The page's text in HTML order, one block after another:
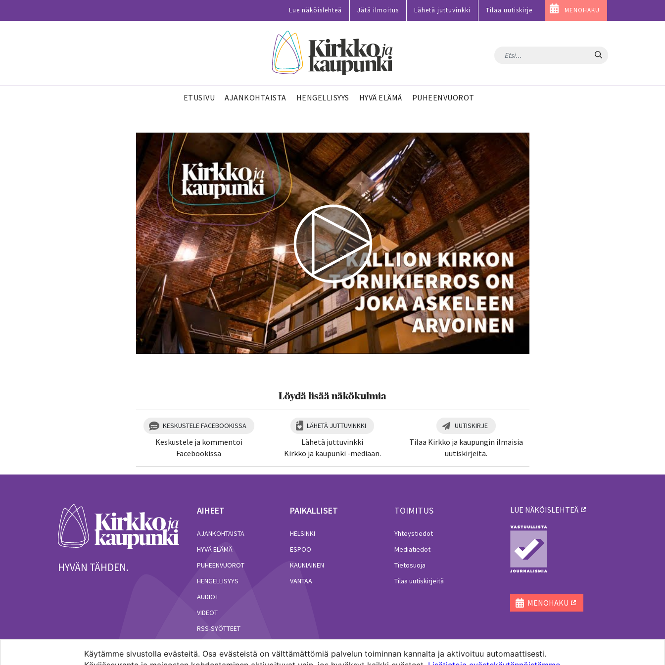
Käytämme sivustolla evästeitä. Osa evästeistä on välttämättömiä palvelun toiminnan kannalta ja aktivoituu automaattisesti.
Lue näköislehteä Jätä ilmoitus Lähetä juttuvinkki Tilaa uutiskirje MENOHAKU
Hae
ETUSIVU AJANKOHTAISTA HENGELLISYYS HYVÄ ELÄMÄ PUHEENVUOROT
Löydä lisää näkökulmia
KESKUSTELE FACEBOOKISSA
Keskustele ja kommentoi
Facebookissa
LÄHETÄ JUTTUVINKKI
Lähetä juttuvinkki
Kirkko ja kaupunki -mediaan.
UUTISKIRJE
Tilaa Kirkko ja kaupungin ilmaisia
uutiskirjeitä.
HYVÄN TÄHDEN.
AIHEET
AJANKOHTAISTA
HYVÄ ELÄMÄ
PUHEENVUOROT
HENGELLISYYS
AUDIOT
VIDEOT
RSS-SYÖTTEET
PAIKALLISET
HELSINKI
ESPOO
KAUNIAINEN
VANTAA
TOIMITUS
Yhteystiedot
Mediatiedot
Tietosuoja
Tilaa uutiskirjeitä
LUE NÄKÖISLEHTEÄ
MENOHAKU